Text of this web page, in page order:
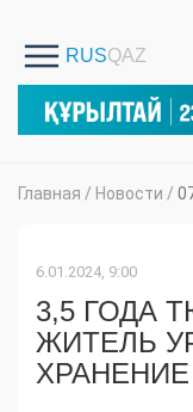
Главная / Новости /
6.01.2024, 9:00
3,5 ГОДА
ЖИТЕЛЬ